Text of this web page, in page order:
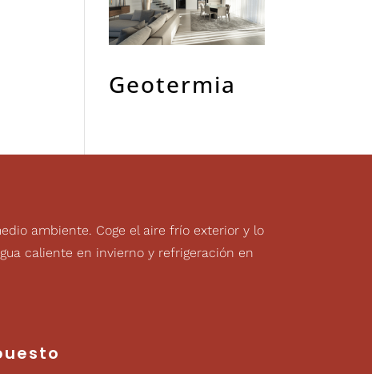
Geotermia
ambiente. Coge el aire frío exterior y lo
caliente en invierno y refrigeración en